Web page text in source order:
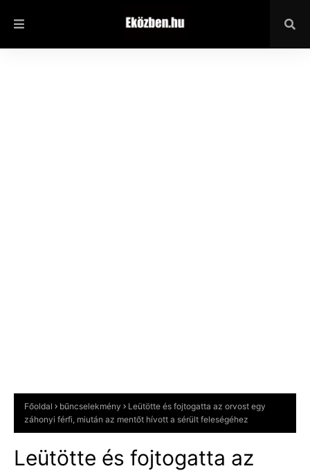
Főoldal bűncselekmény
Leütötte és fojtogatta az orvost egy
záhonyi férfi, miután az mentőt hívott a sérült feleségéhez
Leütötte és fojtogatta az